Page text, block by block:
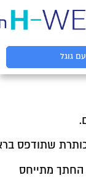
בראש הדוח.